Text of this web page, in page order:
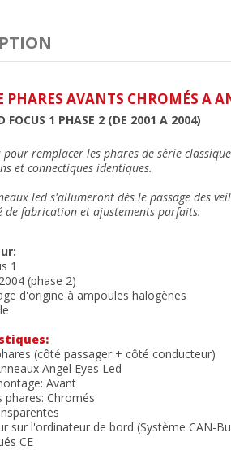
PHARES AVANTS CHROMÉS A
FOCUS 1 PHASE 2 (DE 2001 A 2004)
pour remplacer les phares de série
et connectiques identiques.
leds'allumeront dès le passage des
de fabrication et ajustements parfaits.
1
(phase 2)
d'origine à ampoules halogènes
(côté passager + côté conducteur)
Angel Eyes Led
Avant
phares: Chromés
sur l'ordinateur de bord (Système CAN-
CE